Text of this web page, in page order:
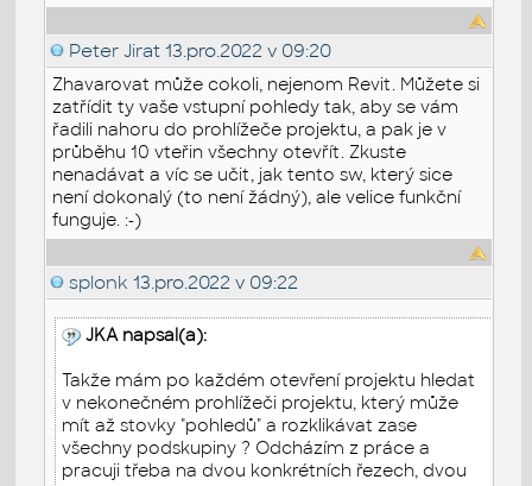
Peter Jirat 13.pro.2022 v 09:20
Zhavarovat může cokoli, nejenom Revit. Můžete si
zatřídit ty vaše vstupní pohledy tak, aby se vám
řadili nahoru do prohlížeče projektu, a pak je v
průběhu 10 vteřin všechny otevřít. Zkuste
nenadávat a víc se učit, jak tento sw, který sice
není dokonalý (to není žádný), ale velice funkční
funguje. :-)
splonk 13.pro.2022 v 09:22
JKA napsal(a):
Takže mám po každém otevření projektu hledat
v nekonečném prohlížeči projektu, který může
mít až stovky "pohledů" a rozklikávat zase
všechny podskupiny ? Odcházím z práce a
pracuji třeba na dvou konkrétních řezech, dvou